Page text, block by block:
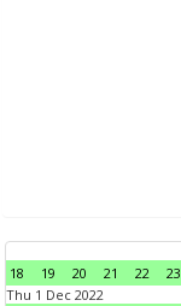
18 19 20 21 22
23
Thu 1 Dec 2022